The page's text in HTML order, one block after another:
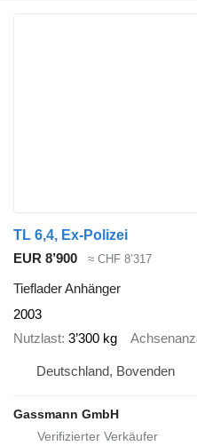
TL 6,4, Ex-Polizei
EUR 8’900
≈ CHF 8’317
Tieflader Anhänger
2003
Nutzlast 3’300 kg
Deutschland, Bovenden
Gassmann GmbH